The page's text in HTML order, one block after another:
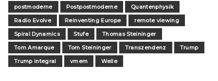
postmoderne
Postpostmoderne
Quantenphysik
Radio Evolve
Reinventing Europe
remote viewing
Spiral Dynamics
Stufe
Thomas Steininger
Tom Amarque
Tom Steininger Transzendenz
Trump
Trump integral
vmem Welle